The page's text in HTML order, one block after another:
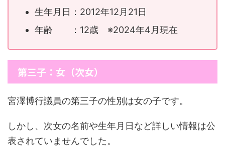
生年月日：2012年12月21日
年齢 ：12歳 ※2024年4月現在
第三子：女（次女）
宮澤博行議員の第三子の性別は女の子です。
しかし、次女の名前や生年月日など詳しい情報は公
表されていませんでした。